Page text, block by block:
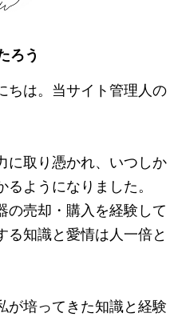
ろう
ちは。当サイト管理人の
に取り憑かれ、いつしか
ようになりました。
の売却・購入を経験して
る知識と愛情は人一倍と
が培ってきた知識と経験